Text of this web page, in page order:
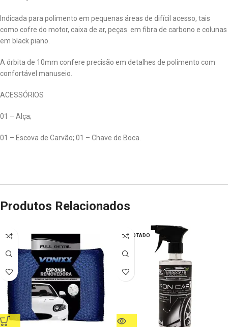
Indicada para polimento em pequenas áreas de difícil acesso, tais
como cofre do motor, caixa de ar, peças em fibra de carbono e colunas
em black piano.
A órbita de 10mm confere precisão em detalhes de polimento com
confortável manuseio.
ACESSÓRIOS
01 – Alça;
01 – Escova de Carvão; 01 – Chave de Boca.
Produtos Relacionados
ESGOTADO